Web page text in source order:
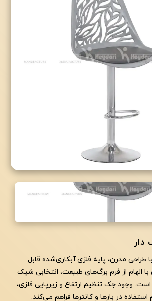
تولیدی حیدری دار
طراحی مدرن، پایه فلزی آبکاری‌شده قابل
الهام از فرم برگ‌های طبیعت، انتخابی شیک
است. وجود جک تنظیم ارتفاع و زیرپایی فلزی،
در بارها و کانترها فراهم می‌کند.